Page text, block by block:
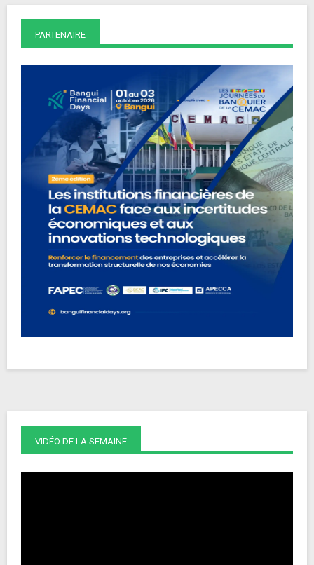
PARTENAIRE
VIDÉO DE LA SEMAINE